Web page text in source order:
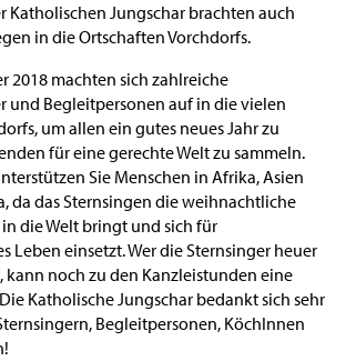
Katholischen Jungschar brachten auch
in die Ortschaften Vorchdorfs.
2018 machten sich zahlreiche
und Begleitpersonen auf in die vielen
um allen ein gutes neues Jahr zu
für eine gerechte Welt zu sammeln.
Sie Menschen in Afrika, Asien
da das Sternsingen die weihnachtliche
die Welt bringt und sich für
Leben einsetzt. Wer die Sternsinger heuer
kann noch zu den Kanzleistunden eine
Katholische Jungschar bedankt sich sehr
Begleitpersonen, KöchInnen